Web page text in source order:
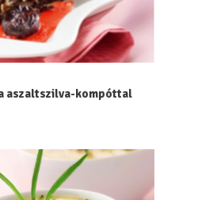
aszaltszilva-kompóttal